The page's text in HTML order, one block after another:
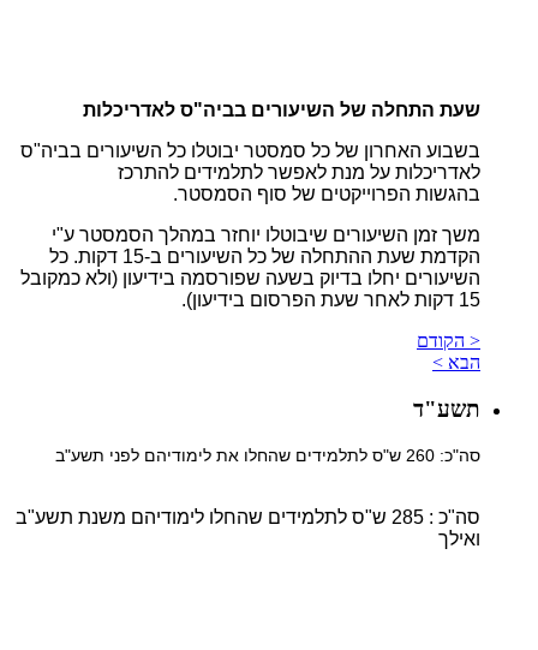
שעת התחלה של השיעורים בביה"ס לאדריכלות
בשבוע האחרון של כל סמסטר יבוטלו כל השיעורים בביה"ס
לאדריכלות על מנת לאפשר לתלמידים להתרכז
בהגשות הפרוייקטים של סוף הסמסטר.
משך זמן השיעורים שיבוטלו יוחזר במהלך הסמסטר ע"י
הקדמת שעת ההתחלה של כל השיעורים ב-15 דקות. כל
השיעורים יחלו בדיוק בשעה שפורסמה בידיעון (ולא כמקובל
15 דקות לאחר שעת הפרסום בידיעון).
< הקודם
הבא >
תשע"ד
סה"כ: 260 ש"ס לתלמידים שהחלו את לימודיהם לפני תשע"ב
סה"כ : 285 ש"ס לתלמידים שהחלו לימודיהם משנת תשע"ב
ואילך